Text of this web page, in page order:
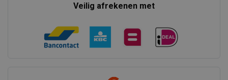
Veilig afrekenen met